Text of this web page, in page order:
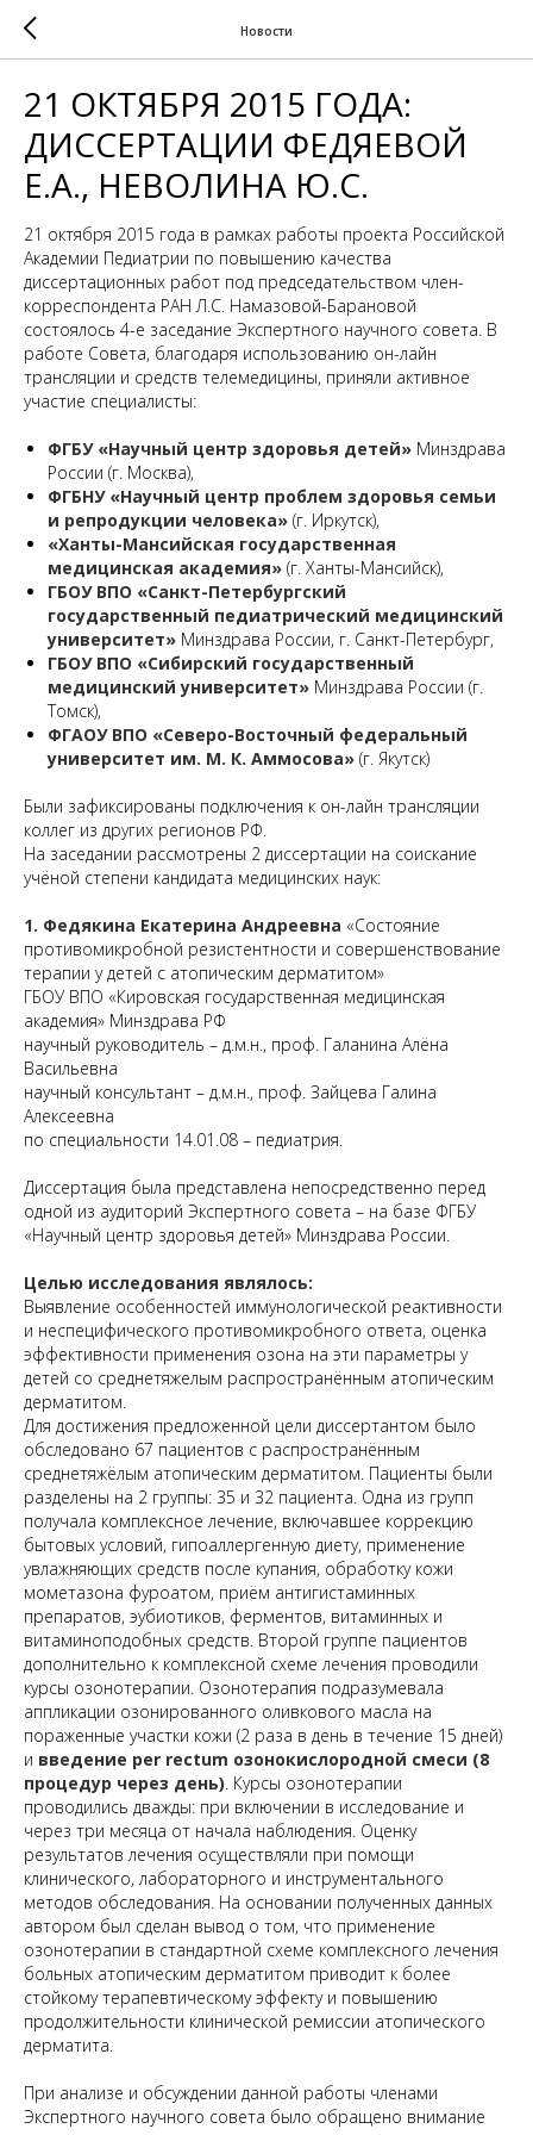
Новости
21 ОКТЯБРЯ 2015 ГОДА:
ДИССЕРТАЦИИ ФЕДЯЕВОЙ
Е.А., НЕВОЛИНА Ю.С.
21 октября 2015 года в рамках работы проекта Российской
Академии Педиатрии по повышению качества
диссертационных работ под председательством член-
корреспондента РАН Л.С. Намазовой-Барановой
состоялось 4-е заседание Экспертного научного совета. В
работе Совета, благодаря использованию он-лайн
трансляции и средств телемедицины, приняли активное
участие специалисты:
ФГБУ «Научный центр здоровья детей» Минздрава
России (г. Москва),
ФГБНУ «Научный центр проблем здоровья семьи
и репродукции человека» (г. Иркутск),
«Ханты-Мансийская государственная
медицинская академия» (г. Ханты-Мансийск),
ГБОУ ВПО «Санкт-Петербургский
государственный педиатрический медицинский
университет» Минздрава России, г. Санкт-Петербург,
ГБОУ ВПО «Сибирский государственный
медицинский университет» Минздрава России (г.
Томск),
ФГАОУ ВПО «Северо-Восточный федеральный
университет им. М. К. Аммосова» (г. Якутск)
Были зафиксированы подключения к он-лайн трансляции
коллег из других регионов РФ.
На заседании рассмотрены 2 диссертации на соискание
учёной степени кандидата медицинских наук:
1. Федякина Екатерина Андреевна «Состояние
противомикробной резистентности и совершенствование
терапии у детей с атопическим дерматитом»
ГБОУ ВПО «Кировская государственная медицинская
академия» Минздрава РФ
научный руководитель – д.м.н., проф. Галанина Алёна
Васильевна
научный консультант – д.м.н., проф. Зайцева Галина
Алексеевна
по специальности 14.01.08 – педиатрия.
Диссертация была представлена непосредственно перед
одной из аудиторий Экспертного совета – на базе ФГБУ
«Научный центр здоровья детей» Минздрава России.
Целью исследования являлось:
Выявление особенностей иммунологической реактивности
и неспецифического противомикробного ответа, оценка
эффективности применения озона на эти параметры у
детей со среднетяжелым распространённым атопическим
дерматитом.
Для достижения предложенной цели диссертантом было
обследовано 67 пациентов с распространённым
среднетяжёлым атопическим дерматитом. Пациенты были
разделены на 2 группы: 35 и 32 пациента. Одна из групп
получала комплексное лечение, включавшее коррекцию
бытовых условий, гипоаллергенную диету, применение
увлажняющих средств после купания, обработку кожи
мометазона фуроатом, приём антигистаминных
препаратов, эубиотиков, ферментов, витаминных и
витаминоподобных средств. Второй группе пациентов
дополнительно к комплексной схеме лечения проводили
курсы озонотерапии. Озонотерапия подразумевала
аппликации озонированного оливкового масла на
пораженные участки кожи (2 раза в день в течение 15 дней)
и введение per rectum озонокислородной смеси (8
процедур через день). Курсы озонотерапии
проводились дважды: при включении в исследование и
через три месяца от начала наблюдения. Оценку
результатов лечения осуществляли при помощи
клинического, лабораторного и инструментального
методов обследования. На основании полученных данных
автором был сделан вывод о том, что применение
озонотерапии в стандартной схеме комплексного лечения
больных атопическим дерматитом приводит к более
стойкому терапевтическому эффекту и повышению
продолжительности клинической ремиссии атопического
дерматита.
При анализе и обсуждении данной работы членами
Экспертного научного совета было обращено внимание